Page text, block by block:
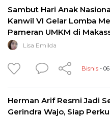
Sambut Hari Anak
Kanwil VI Gelar Lomba
Pameran UMKM di
Lisa Emilda
Bisnis -
Herman Arif Resmi Jadi
Gerindra Wajo, Siap